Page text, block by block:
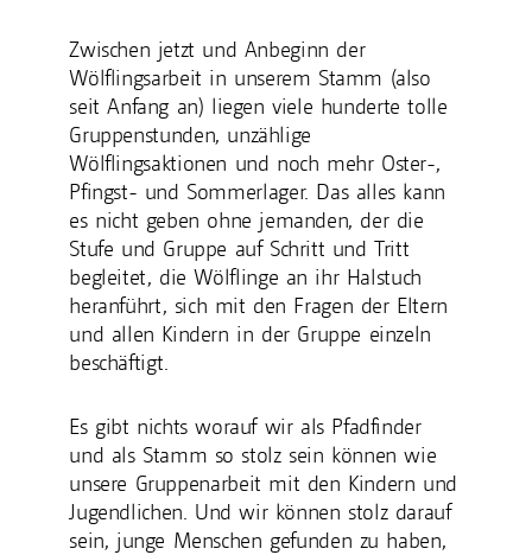
Zwischen jetzt und Anbeginn der
Wölflingsarbeit in unserem Stamm (also
seit Anfang an) liegen viele hunderte tolle
Gruppenstunden, unzählige
Wölflingsaktionen und noch mehr Oster-,
Pfingst- und Sommerlager. Das alles kann
es nicht geben ohne jemanden, der die
Stufe und Gruppe auf Schritt und Tritt
begleitet, die Wölflinge an ihr Halstuch
heranführt, sich mit den Fragen der Eltern
und allen Kindern in der Gruppe einzeln
beschäftigt.
Es gibt nichts worauf wir als Pfadfinder
und als Stamm so stolz sein können wie
unsere Gruppenarbeit mit den Kindern und
Jugendlichen. Und wir können stolz darauf
sein, junge Menschen gefunden zu haben,